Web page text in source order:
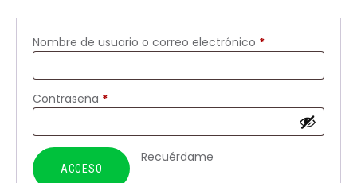
Nombre de usuario o correo electrónico *
Contraseña *
Recuérdame
ACCESO